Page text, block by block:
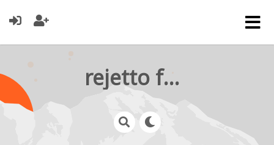
rejetto forum